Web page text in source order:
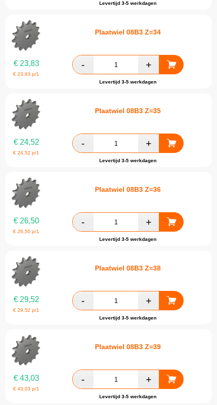
Levertijd 3-5 werkdagen
Plaatwiel 08B3 Z=34
€23,83
€23,83 p/1
Levertijd 3-5 werkdagen
Plaatwiel 08B3 Z=35
€24,52
€24,52 p/1
Levertijd 3-5 werkdagen
Plaatwiel 08B3 Z=36
€26,50
€26,50 p/1
Levertijd 3-5 werkdagen
Plaatwiel 08B3 Z=38
€29,52
€29,52 p/1
Levertijd 3-5 werkdagen
Plaatwiel 08B3 Z=39
€43,03
€43,03 p/1
Levertijd 3-5 werkdagen